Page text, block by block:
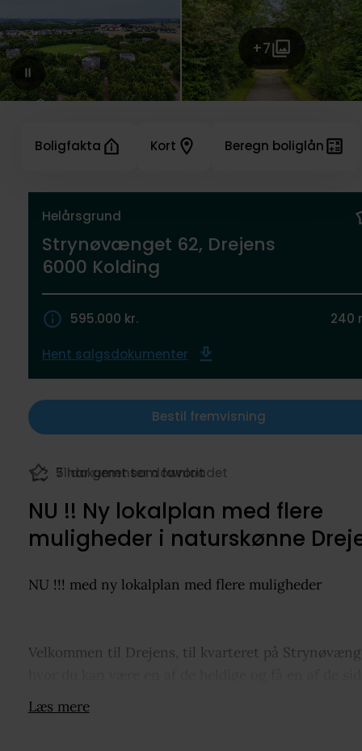
+7
Helårsgrund
Strynøvænget 62, Drejens
6000 Kolding
595.000 kr. 240
Hent salgsdokumenter
Bestil fremvisning
Boligfakta Kort Beregn boliglån
71 dokumenter downloadet
NU !! Ny lokalplan med flere
muligheder i naturskønne
NU !!! med ny lokalplan med flere muligheder
Velkommen til Drejens, til kvarteret på
byggegrunde, midt i skov-kvarteret og med
Læs mere